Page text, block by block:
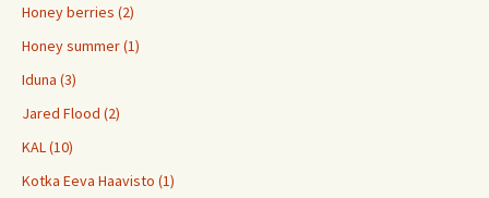
Honey berries (2)
Honey summer (1)
Iduna (3)
Jared Flood (2)
KAL (10)
Kotka Eeva Haavisto (1)